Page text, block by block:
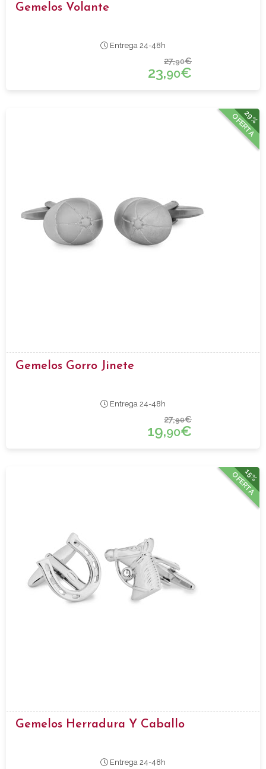
Gemelos Volante
Entrega 24-48h
27,90€
23,90€
29%
OFERTA
Gemelos Gorro Jinete
Entrega 24-48h
27,90€
19,90€
15%
OFERTA
Gemelos Herradura Y Caballo
Entrega 24-48h